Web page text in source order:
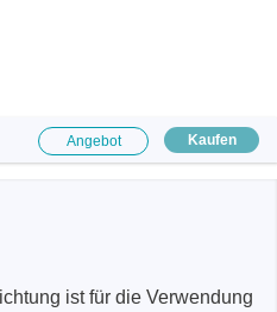
Angebot Kaufen
ist für die Verwendung